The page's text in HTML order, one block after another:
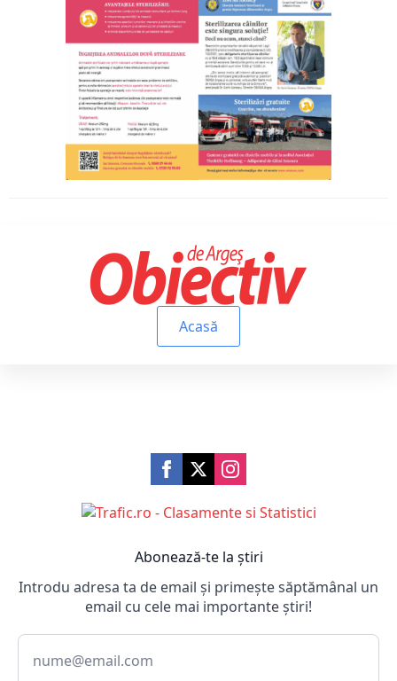
Acasă
Abonează-te la știri
Introdu adresa ta de email și primește săptămânal un
email cu cele mai importante știri!